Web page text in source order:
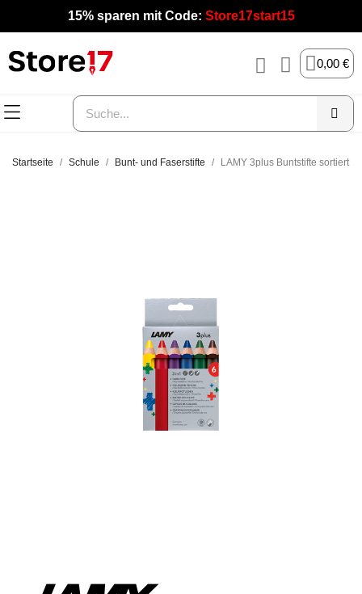
15% sparen mit Code: Store17start15
0,00 €
Startseite Schule Bunt- und Faserstifte LAMY 3plus Buntstifte sortiert